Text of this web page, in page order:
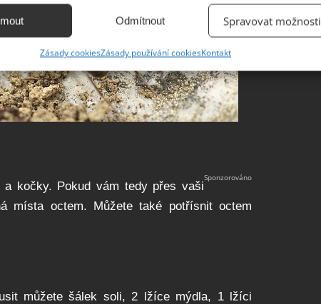
na základě automaticky přenášených informací.
vyžádaných informací.
předcházení a zjišťování podvodů a
chyb, Poskytování a zobrazování reklamy a obsahu,
Odmítnout Spravovat možnosti
Zásady cookiesZásady používání cookiesKontakt
kočky. Pokud vám tedy přes vaši
místa octem. Můžete také potřísnit octem
můžete šálek soli, 2 lžíce mýdla, 1 lžíci